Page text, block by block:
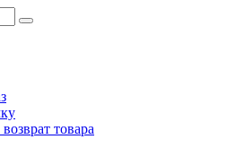
товара